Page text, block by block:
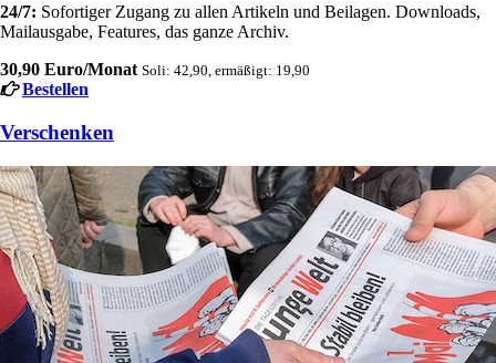
24/7: Sofortiger Zugang zu allen Artikeln und Beilagen. Downloads,
Mailausgabe, Features, das ganze Archiv.
30,90 Euro/Monat Soli: 42,90, ermäßigt: 19,90
Bestellen
Verschenken